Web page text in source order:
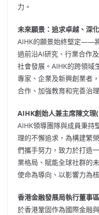
力。
未來願景：追求卓越、深
AIHK的願景始終堅定——
過前沿AI研究、行業合作
社會發展。AIHK的跨領域
專家、企業及新興創業者
合作、加強教育和完善治
AIHK創始人兼主席陳文理(
AIHK領導團隊與成員秉持
理的不懈追求，為構建繁
們攜手努力，致力於打造
業格局、賦能全球社群的
使命為導向、以影響力為
香港金融發展局執行董事
於香港鞏固作為國際金融